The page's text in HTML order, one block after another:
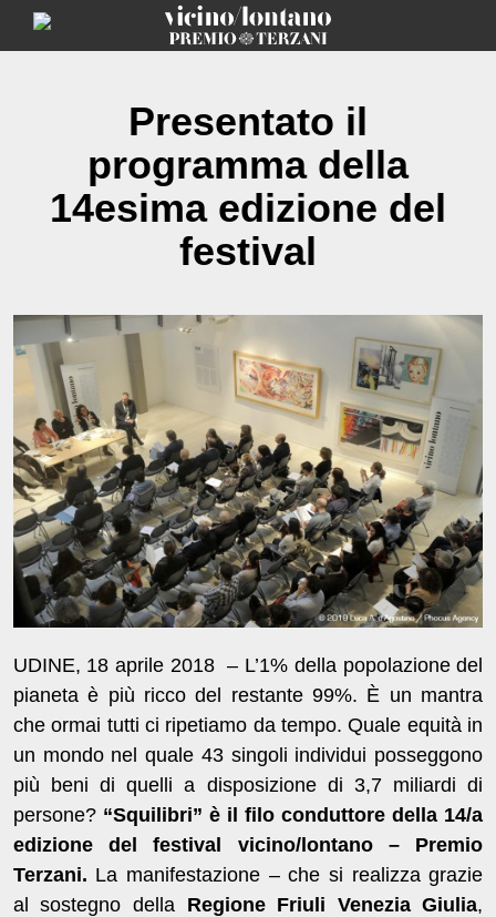
Skip
Presentato il
programma della
14esima edizione del
festival
UDINE, 18 aprile 2018 – L’1% della popolazione del
pianeta è più ricco del restante 99%. È un mantra
che ormai tutti ci ripetiamo da tempo. Quale equità in
un mondo nel quale 43 singoli individui posseggono
più beni di quelli a disposizione di 3,7 miliardi di
persone? “Squilibri” è il filo conduttore della 14/a
edizione del festival vicino/lontano – Premio
Terzani. La manifestazione – che si realizza grazie
al sostegno della Regione Friuli Venezia Giulia,